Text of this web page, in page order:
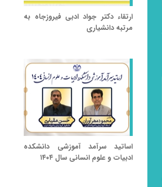
ارتقاء دکتر جواد ادبی فیروزجاه به
مرتبه دانشیاری
اساتید سرآمد آموزشی دانشکده
ادبیات و علوم انسانی سال ۱۴۰۴